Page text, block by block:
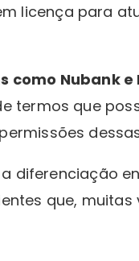
licença para
como Nubank
termos que
diferenciação
que, muitas